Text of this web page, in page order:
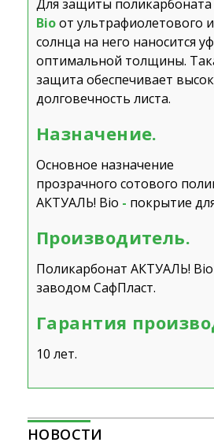
НОВОСТИ
Для защиты поликарбоната
Bioот ультрафиолетового
солнца на него наносится
оптимальной толщины.
защита обеспечивает
долговечность листа.
Назначение.
Основное назначение
прозрачного сотового
АКТУАЛЬ! Bio - покрытие
Производитель.
Поликарбонат АКТУАЛЬ!
заводом СафПласт.
Гарантия
10 лет.